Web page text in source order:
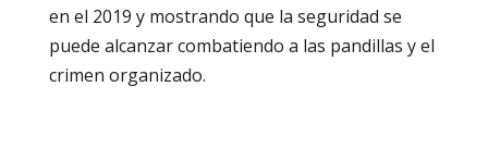
en el 2019 y mostrando que la seguridad se
puede alcanzar combatiendo a las pandillas y el
crimen organizado.